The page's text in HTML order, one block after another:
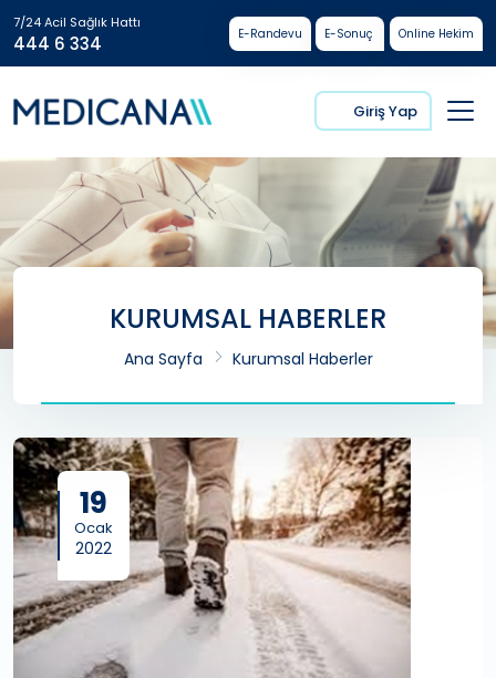
7/24 Acil Sağlık Hattı
444 6 334 E-Randevu E-Sonuç Online Hekim
Giriş Yap
KURUMSAL HABERLER
Ana Sayfa Kurumsal Haberler
19
Ocak
2022